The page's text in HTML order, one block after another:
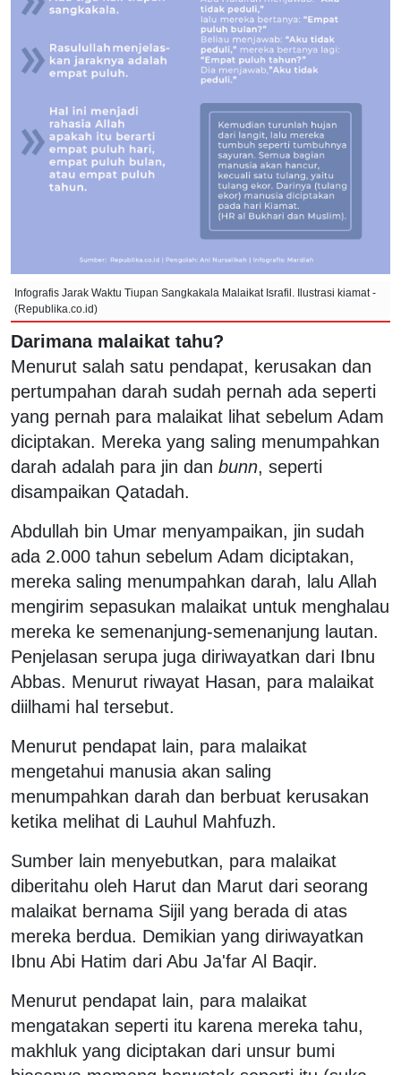
Infografis Jarak Waktu Tiupan Sangkakala Malaikat Israfil. Ilustrasi kiamat -
(Republika.co.id)
Darimana malaikat tahu?
Menurut salah satu pendapat, kerusakan dan
pertumpahan darah sudah pernah ada seperti
yang pernah para malaikat lihat sebelum Adam
diciptakan. Mereka yang saling menumpahkan
darah adalah para jin dan bunn, seperti
disampaikan Qatadah.
Abdullah bin Umar menyampaikan, jin sudah
ada 2.000 tahun sebelum Adam diciptakan,
mereka saling menumpahkan darah, lalu Allah
mengirim sepasukan malaikat untuk menghalau
mereka ke semenanjung-semenanjung lautan.
Penjelasan serupa juga diriwayatkan dari Ibnu
Abbas. Menurut riwayat Hasan, para malaikat
diilhami hal tersebut.
Menurut pendapat lain, para malaikat
mengetahui manusia akan saling
menumpahkan darah dan berbuat kerusakan
ketika melihat di Lauhul Mahfuzh.
Sumber lain menyebutkan, para malaikat
diberitahu oleh Harut dan Marut dari seorang
malaikat bernama Sijil yang berada di atas
mereka berdua. Demikian yang diriwayatkan
Ibnu Abi Hatim dari Abu Ja'far Al Baqir.
Menurut pendapat lain, para malaikat
mengatakan seperti itu karena mereka tahu,
makhluk yang diciptakan dari unsur bumi